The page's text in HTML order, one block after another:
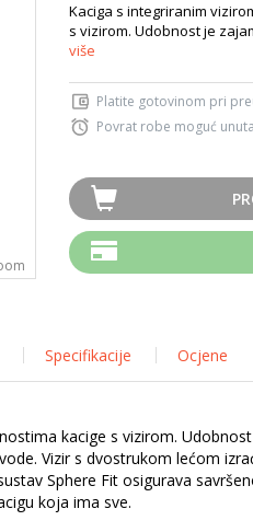
Kaciga s integriranim
s vizirom. Udobnost je
više
Platite gotovinom pri
Povrat robe moguć
Specifikacije Ocjene
kacige s vizirom.
Vizir s dvostrukom lećom
Sphere Fit osigurava
koja ima sve.